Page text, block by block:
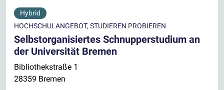
Hybrid
HOCHSCHULANGEBOT, STUDIEREN PROBIEREN
Selbstorganisiertes Schnupperstudium an
der Universität Bremen
Bibliothekstraße 1
28359 Bremen